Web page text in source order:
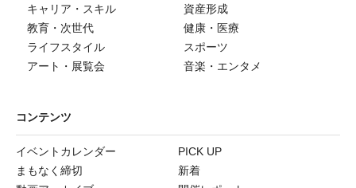
キャリア・スキル
資産形成
教育・次世代
健康・医療
ライフスタイル
スポーツ
アート・展覧会
音楽・エンタメ
コンテンツ
イベントカレンダー
PICK UP
まもなく締切
新着